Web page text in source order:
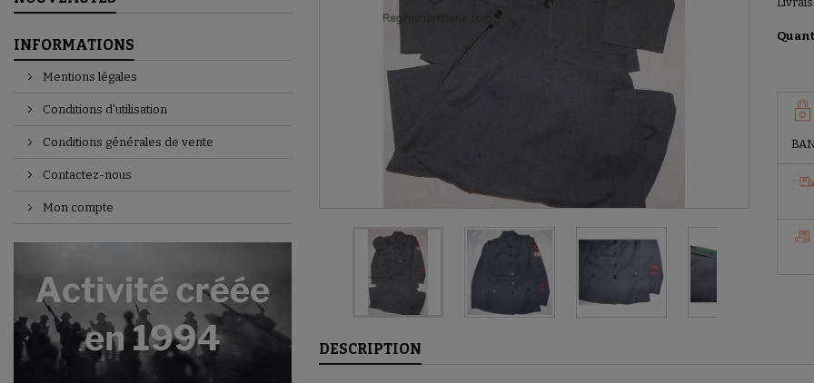
INFORMATIONS
Mentions légales
Conditions d'utilisation
Conditions générales de vente
Contactez-nous
Mon compte
DESCRIPTION